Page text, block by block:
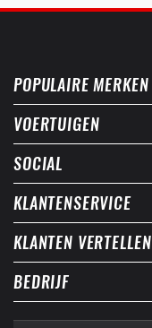
POPULAIRE MERKEN
VOERTUIGEN
SOCIAL
KLANTENSERVICE
KLANTEN VERTELLEN
BEDRIJF